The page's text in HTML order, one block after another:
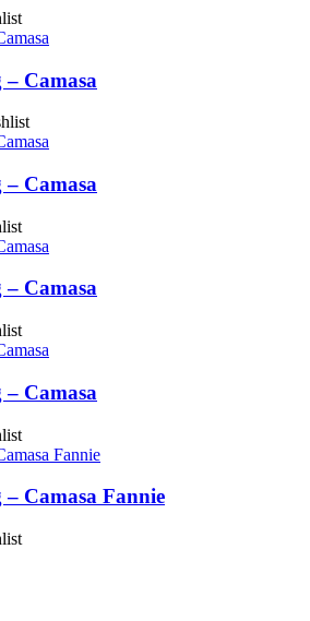
– Camasa
– Camasa
– Camasa
– Camasa
– Camasa Fannie